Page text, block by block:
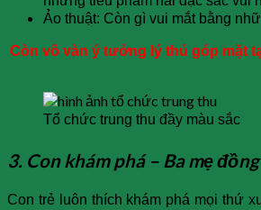
Ảo thuật: Còn gì vui mắt bằng
Còn vô vàn ý tưởng lý thú góp mặt
Tổ chức trung thu đầy màu sắc
3. Con khám phá – Ba mẹ
Con trẻ luôn thích khám phá mọi thứ